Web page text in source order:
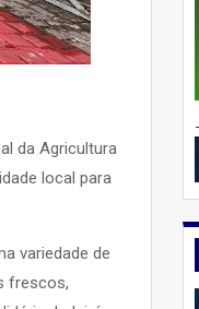
da Agricultura
local para
variedade de
frescos,